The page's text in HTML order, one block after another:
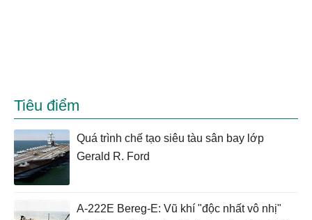
Tiêu điểm
Quá trình chế tạo siêu tàu sân bay lớp
Gerald R. Ford
A-222E Bereg-E: Vũ khí "độc nhất vô nhị"